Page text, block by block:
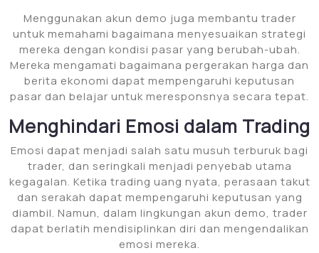
Menggunakan akun demo juga membantu trader
untuk memahami bagaimana menyesuaikan strategi
mereka dengan kondisi pasar yang berubah-ubah.
Mereka mengamati bagaimana pergerakan harga dan
berita ekonomi dapat mempengaruhi keputusan
pasar dan belajar untuk meresponsnya secara tepat.
Menghindari Emosi dalam Trading
Emosi dapat menjadi salah satu musuh terburuk bagi
trader, dan seringkali menjadi penyebab utama
kegagalan. Ketika trading uang nyata, perasaan takut
dan serakah dapat mempengaruhi keputusan yang
diambil. Namun, dalam lingkungan akun demo, trader
dapat berlatih mendisiplinkan diri dan mengendalikan
emosi mereka.